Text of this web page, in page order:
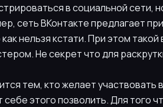
в социальной сети,
сеть ВКонтакте предлагает
нельзя кстати. При этом
Не секрет что для
тем, кто желает участвовать
этого позволить. Для того